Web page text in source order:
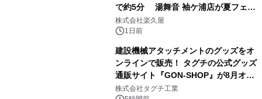
で約5分 湯舞音 袖ケ浦店が夏フェア
メニューを提供
株式会社楽久屋
1日前
建設機械アタッチメントのグッズをオ
ンラインで販売！ タグチの公式グッズ
通販サイト『GON-SHOP』が8月オー
プン
株式会社タグチ工業